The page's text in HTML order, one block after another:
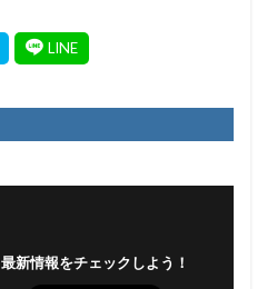
最新情報をチェックしよう！